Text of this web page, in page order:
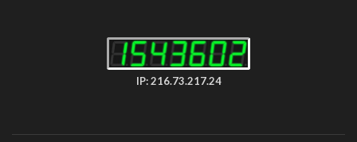
IP: 216.73.217.24